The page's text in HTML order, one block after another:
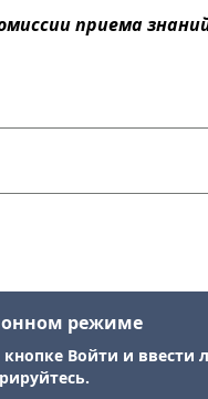
приема
режиме
Войти и ввести